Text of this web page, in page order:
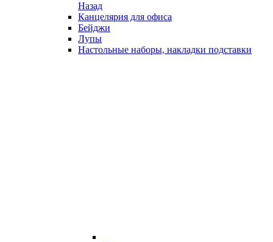
Назад
Канцелярия для офиса
Бейджи
Лупы
Настольные наборы, накладки подставки